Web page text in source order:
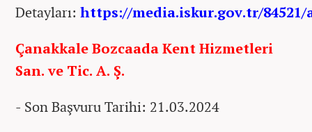
Detayları: https://media.iskur.gov.tr/84521/
Çanakkale Bozcaada Kent Hizmetleri
San. ve Tic. A. Ş.
- Son Başvuru Tarihi: 21.03.2024